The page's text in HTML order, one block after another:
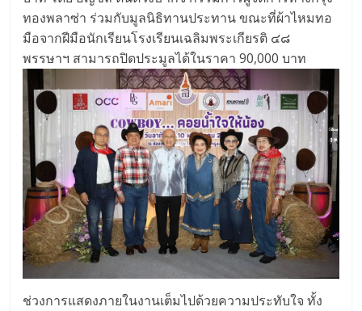
ทองพลาซ่า ร่วมกับมูลนิธิทานประทาน ขณะที่ผ้าไหมทอ
มือจากฝีมือนักเรียนโรงเรียนเฉลิมพระเกียรติ ๔๘
พรรษาฯ สามารถปิดประมูลได้ในราคา 90,000 บาท
ช่วงการแสดงภายในงานเต็มไปด้วยความประทับใจ ทั้ง